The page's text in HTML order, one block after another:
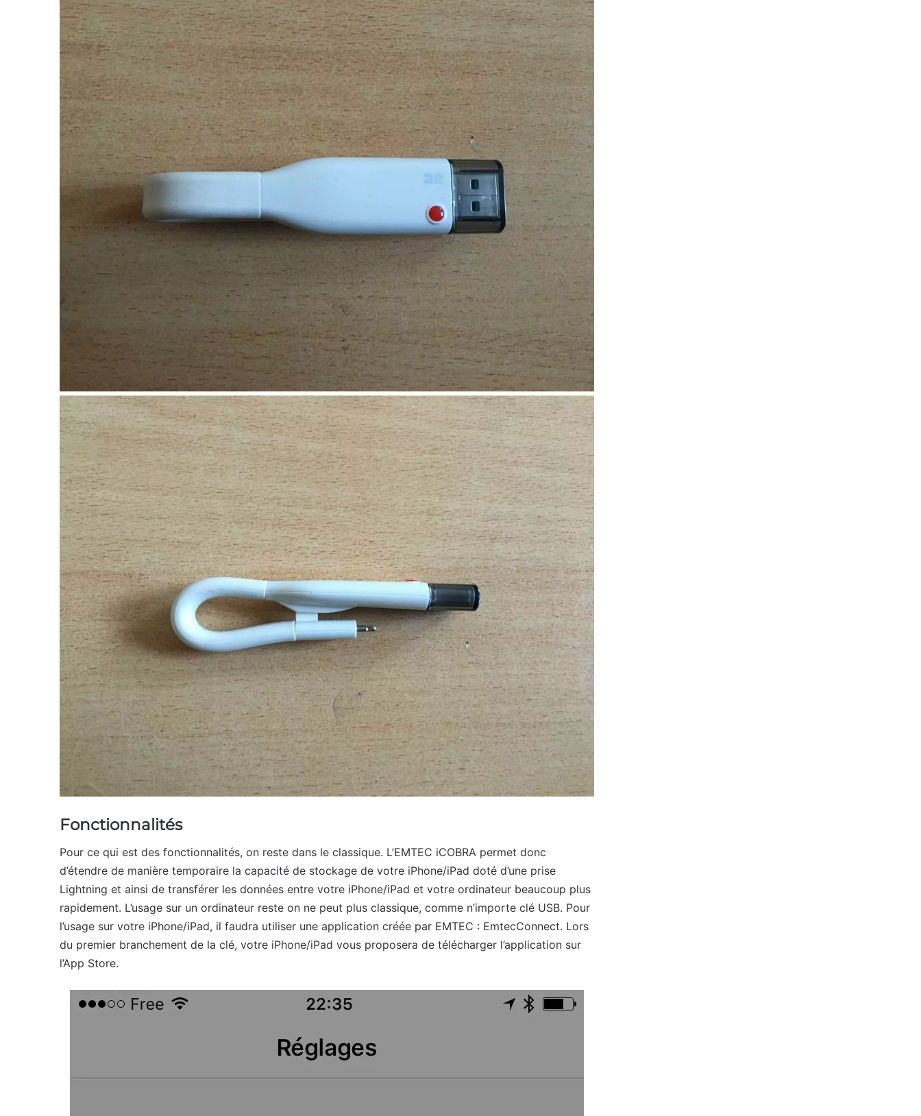
Fonctionnalités
Pour ce qui est des fonctionnalités, on reste dans le classique. L’EMTEC iCOBRA permet donc
d’étendre de manière temporaire la capacité de stockage de votre iPhone/iPad doté d’une prise
Lightning et ainsi de transférer les données entre votre iPhone/iPad et votre ordinateur beaucoup plus
rapidement. L’usage sur un ordinateur reste on ne peut plus classique, comme n’importe clé USB. Pour
l’usage sur votre iPhone/iPad, il faudra utiliser une application créée par EMTEC : EmtecConnect. Lors
du premier branchement de la clé, votre iPhone/iPad vous proposera de télécharger l’application sur
l’App Store.